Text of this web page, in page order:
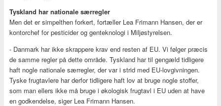
Tyskland har nationale særregler
Men det er simpelthen forkert, fortæller Lea Frimann Hansen, der er
kontorchef for pesticider og genteknologi i Miljøstyrelsen.
- Danmark har ikke skrappere krav end resten af EU. Vi følger præcis
de samme regler på dette område. Tyskland har til gengæld tidligere
haft nogle nationale særregler, der var i strid med EU-lovgivningen.
Tyske frugtavlere har derfor tidligere haft lov at bruge nogle stoffer,
som man ellers ikke må bruge i økologisk frugtavl i EU uden at have
en godkendelse, siger Lea Frimann Hansen.